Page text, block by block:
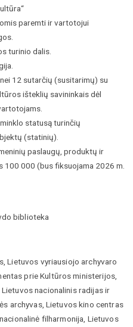
paremti ir vartotojui
turinio dalis.
12 sutarčių (susitarimų) su
išteklių savininkais dėl
statusą turinčių
(statinių).
paslaugų, produktų ir
000 (bus fiksuojama 2026 m.
biblioteka
Lietuvos vyriausiojo archyvaro
prie Kultūros ministerijos,
nacionalinis radijas ir
archyvas, Lietuvos kino centras
filharmonija, Lietuvos